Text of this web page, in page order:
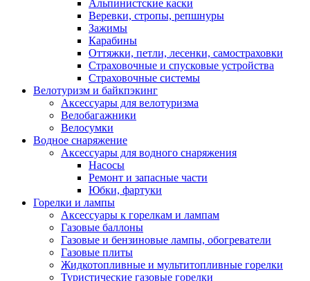
Альпинистские каски
Веревки, стропы, репшнуры
Зажимы
Карабины
Оттяжки, петли, лесенки, самостраховки
Страховочные и спусковые устройства
Страховочные системы
Велотуризм и байкпэкинг
Аксессуары для велотуризма
Велобагажники
Велосумки
Водное снаряжение
Аксессуары для водного снаряжения
Насосы
Ремонт и запасные части
Юбки, фартуки
Горелки и лампы
Аксессуары к горелкам и лампам
Газовые баллоны
Газовые и бензиновые лампы, обогреватели
Газовые плиты
Жидкотопливные и мультитопливные горелки
Туристические газовые горелки